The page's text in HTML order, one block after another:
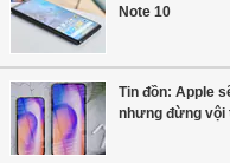
Note 10
Tin đồn: Apple
nhưng đừng vội